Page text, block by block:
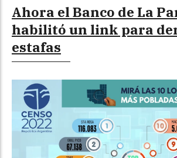
Ahora el Banco de La
habilitó un link para
estafas